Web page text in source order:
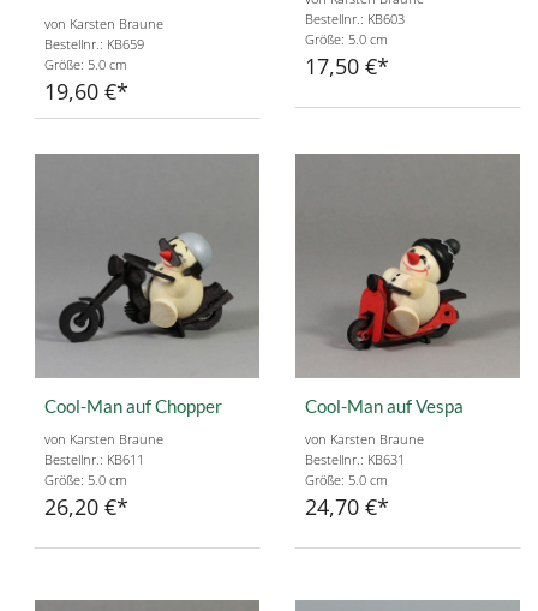
von Karsten Braune
Bestellnr.: KB659
Größe: 5.0 cm
19,60 €
Bestellnr.: KB603
Größe: 5.0 cm
17,50 €
Cool-Man auf Chopper
von Karsten Braune
Bestellnr.: KB611
Größe: 5.0 cm
26,20 €
Cool-Man auf Vespa
von Karsten Braune
Bestellnr.: KB631
Größe: 5.0 cm
24,70 €